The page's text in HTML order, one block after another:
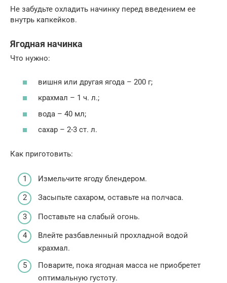
Не забудьте охладить начинку перед введением ее
внутрь капкейков.
Ягодная начинка
Что нужно:
вишня или другая ягода – 200 г;
крахмал – 1 ч. л.;
вода – 40 мл;
сахар – 2-3 ст. л.
Как приготовить:
Измельчите ягоду блендером.
Засыпьте сахаром, оставьте на полчаса.
Поставьте на слабый огонь.
Влейте разбавленный прохладной водой
крахмал.
Поварите, пока ягодная масса не приобретет
оптимальную густоту.